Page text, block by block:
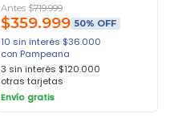
Antes $719.999
$359.999 50% OFF
10 sin interés $36.000
con Pampeana
3 sin interés $120.000
otras tarjetas
Envío gratis